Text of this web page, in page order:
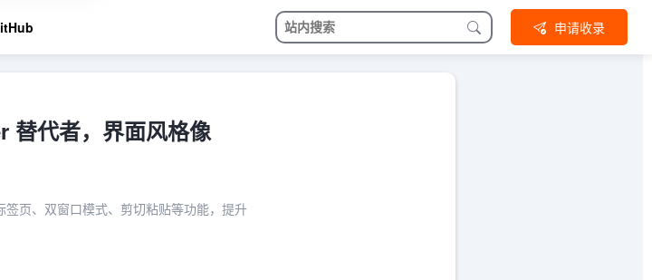
申请收录
代者，界面风格像
页、双窗口模式、剪切粘贴等功能，提升